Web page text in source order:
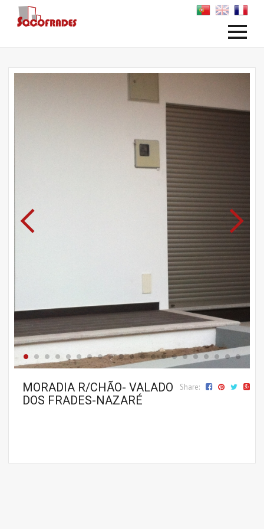
Share:
MORADIA R/CHÃO- VALADO
DOS FRADES-NAZARÉ